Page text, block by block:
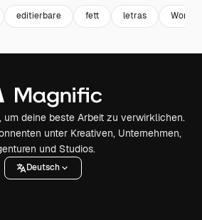
editierbare fett letras
um deine beste Arbeit zu verwirklichen.
unter Kreativen, Unternehmen,
und Studios.
Deutsch